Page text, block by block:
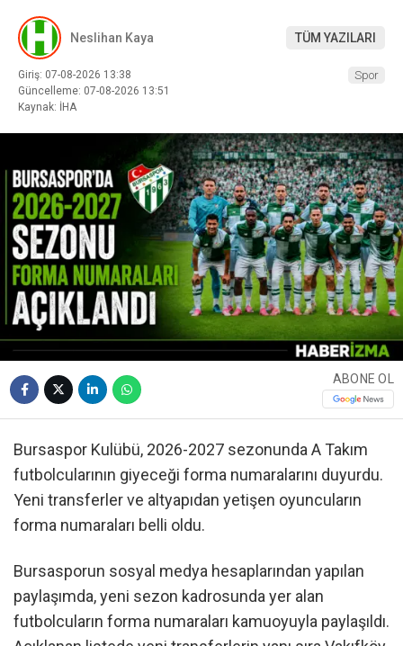
Neslihan Kaya TÜM YAZILARI
Giriş: 07-08-2026 13:38
Güncelleme: 07-08-2026 13:51
Kaynak: İHA
Spor
ABONE OL
Bursaspor Kulübü, 2026-2027 sezonunda A Takım
futbolcularının giyeceği forma numaralarını duyurdu.
Yeni transferler ve altyapıdan yetişen oyuncuların
forma numaraları belli oldu.
Bursasporun sosyal medya hesaplarından yapılan
paylaşımda, yeni sezon kadrosunda yer alan
futbolcuların forma numaraları kamuoyuyla paylaşıldı.